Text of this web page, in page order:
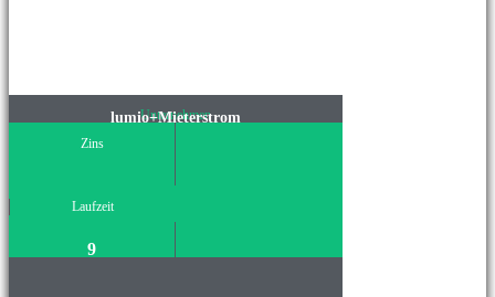
Unternehmen
lumio+Mieterstrom
Zins
Laufzeit
9